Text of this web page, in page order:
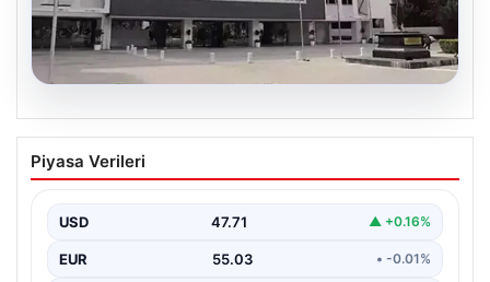
Antalya’daki yolsuzluk soruşturmasında
iki yeni gözaltı
Piyasa Verileri
USD 47.71 ▲ +0.16%
EUR 55.03 • -0.01%